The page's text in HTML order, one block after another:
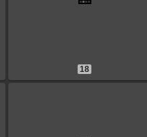
18